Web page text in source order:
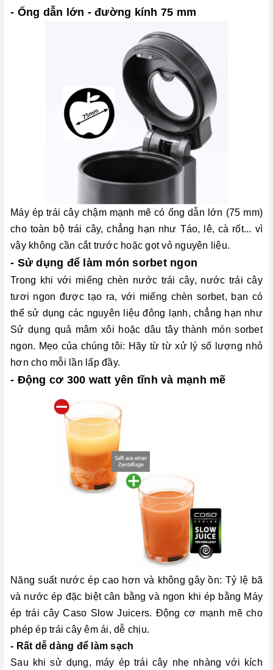
- Ống dẫn lớn - đường kính 75 mm
Máy ép trái cây chậm mạnh mẽ có ống dẫn lớn (75 mm)
cho toàn bộ trái cây, chẳng hạn như Táo, lê, cà rốt... vì
vậy không cần cắt trước hoặc gọt vỏ nguyên liệu.
- Sử dụng để làm món sorbet ngon
Trong khi với miếng chèn nước trái cây, nước trái cây
tươi ngon được tạo ra, với miếng chèn sorbet, bạn có
thể sử dụng các nguyên liệu đông lạnh, chẳng hạn như
Sử dụng quả mâm xôi hoặc dâu tây thành món sorbet
ngon. Mẹo của chúng tôi: Hãy từ từ xử lý số lượng nhỏ
hơn cho mỗi lần lấp đầy.
- Động cơ 300 watt yên tĩnh và mạnh mẽ
Năng suất nước ép cao hơn và không gây ồn: Tỷ lệ bã
và nước ép đặc biệt cân bằng và ngon khi ép bằng Máy
ép trái cây Caso Slow Juicers. Động cơ mạnh mẽ cho
phép ép trái cây êm ái, dễ chịu.
- Rất dễ dàng để làm sạch
Sau khi sử dụng, máy ép trái cây nhẹ nhàng với kích